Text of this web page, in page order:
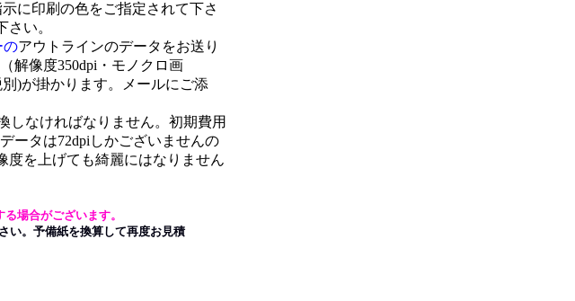
に印刷の色をご指定されて下さ
い。
のアウトラインのデータをお送り
解像度350dpi・モノクロ画
)が掛かります。メールにご添
なければなりません。初期費用
ータは72dpiしかございませんの
を上げても綺麗にはなりません
場合がございます。
。予備紙を換算して再度お見積